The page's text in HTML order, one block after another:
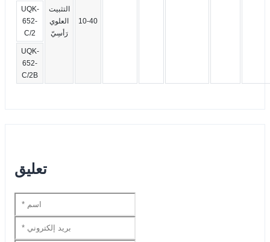
التثبيت
العلوي
رَأسِيّ
10-40
UQK-
652-
C/2
UQK-
652-
C/2B
تعليق